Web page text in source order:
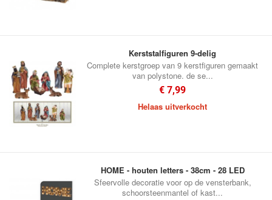
Kerststalfiguren 9-delig
Complete kerstgroep van 9 kerstfiguren gemaakt
van polystone. de se...
€ 7,99
Helaas uitverkocht
HOME - houten letters - 38cm - 28 LED
Sfeervolle decoratie voor op de vensterbank,
schoorsteenmantel of kast...